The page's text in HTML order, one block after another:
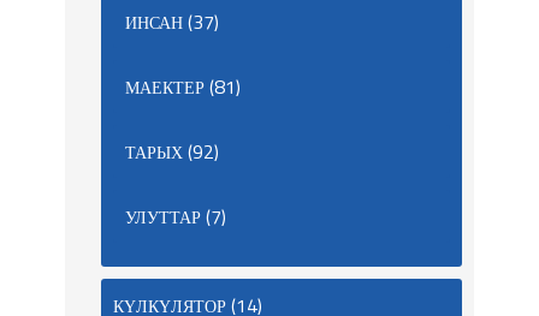
ИНСАН(37)
МАЕКТЕР(81)
ТАРЫХ(92)
УЛУТТАР(7)
КҮЛКҮЛЯТОР(14)